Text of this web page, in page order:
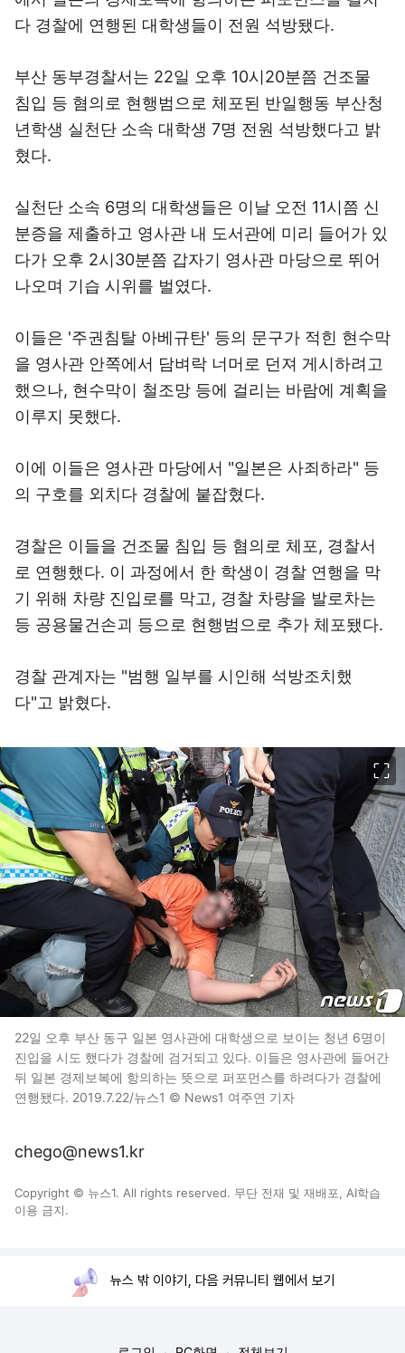
다 경찰에 연행된 대학생들이 전원 석방됐다.
부산 동부경찰서는 22일 오후 10시20분쯤 건조물
침입 등 혐의로 현행범으로 체포된 반일행동 부산청
년학생 실천단 소속 대학생 7명 전원 석방했다고 밝
혔다.
실천단 소속 6명의 대학생들은 이날 오전 11시쯤 신
분증을 제출하고 영사관 내 도서관에 미리 들어가 있
다가 오후 2시30분쯤 갑자기 영사관 마당으로 뛰어
나오며 기습 시위를 벌였다.
이들은 '주권침탈 아베규탄' 등의 문구가 적힌 현수막
을 영사관 안쪽에서 담벼락 너머로 던져 게시하려고
했으나, 현수막이 철조망 등에 걸리는 바람에 계획을
이루지 못했다.
이에 이들은 영사관 마당에서 "일본은 사죄하라" 등
의 구호를 외치다 경찰에 붙잡혔다.
경찰은 이들을 건조물 침입 등 혐의로 체포, 경찰서
로 연행했다. 이 과정에서 한 학생이 경찰 연행을 막
기 위해 차량 진입로를 막고, 경찰 차량을 발로차는
등 공용물건손괴 등으로 현행범으로 추가 체포됐다.
경찰 관계자는 "범행 일부를 시인해 석방조치했
다"고 밝혔다.
22일 오후 부산 동구 일본 영사관에 대학생으로 보이는 청년 6명이
진입을 시도 했다가 경찰에 검거되고 있다. 이들은 영사관에 들어간
뒤 일본 경제보복에 항의하는 뜻으로 퍼포먼스를 하려다가 경찰에
연행됐다. 2019.7.22/뉴스1 © News1 여주연 기자
chego@news1.kr
Copyright © 뉴스1. All rights reserved. 무단 전재 및 재배포, AI학습
이용 금지.
뉴스 밖 이야기, 다음 커뮤니티 웹에서 보기